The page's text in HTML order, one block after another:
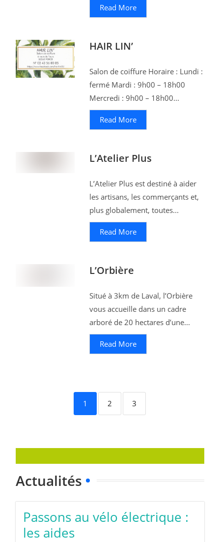
Read More
HAIR LIN’
Salon de coiffure Horaire : Lundi :
fermé Mardi : 9h00 – 18h00
Mercredi : 9h00 – 18h00...
Read More
L’Atelier Plus
L’Atelier Plus est destiné à aider
les artisans, les commerçants et,
plus globalement, toutes...
Read More
L’Orbière
Situé à 3km de Laval, l’Orbière
vous accueille dans un cadre
arboré de 20 hectares d’une...
Read More
1 2 3
Actualités
Passons au vélo électrique :
les aides